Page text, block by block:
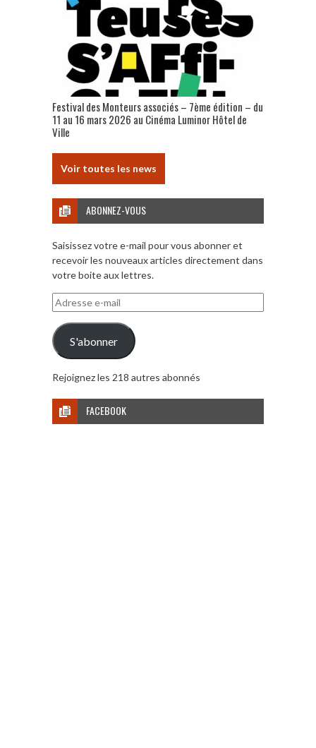
Festival des Monteurs associés – 7ème édition – du
11 au 16 mars 2026 au Cinéma Luminor Hôtel de
Ville
Voir toutes les news
ABONNEZ-VOUS
Saisissez votre e-mail pour vous abonner et
recevoir les nouveaux articles directement dans
votre boite aux lettres.
Adresse
e-
mail
S'abonner
Rejoignez les 218 autres abonnés
FACEBOOK